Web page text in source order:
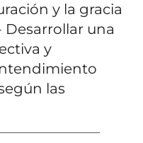
y la gracia
Desarrollar una
y
las